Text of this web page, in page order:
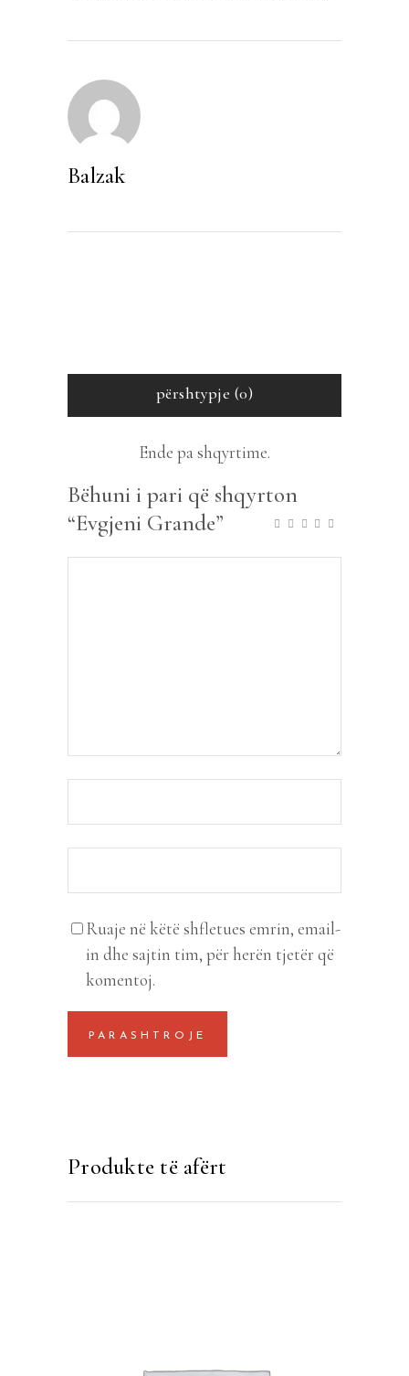
Balzak
përshtypje (0)
Ende pa shqyrtime.
Bëhuni i pari që shqyrton
“Evgjeni Grande”
Ruaje në këtë shfletues emrin, email-
in dhe sajtin tim, për herën tjetër që
komentoj.
Produkte të afërt